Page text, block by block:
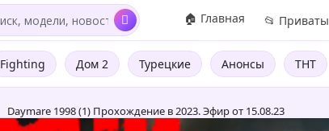
🏠 Главная 📂 Приваты
Fighting Дом 2 Турецкие Анонсы ТНТ
Daymare 1998 (1) Прохождение в 2023. Эфир от 15.08.23